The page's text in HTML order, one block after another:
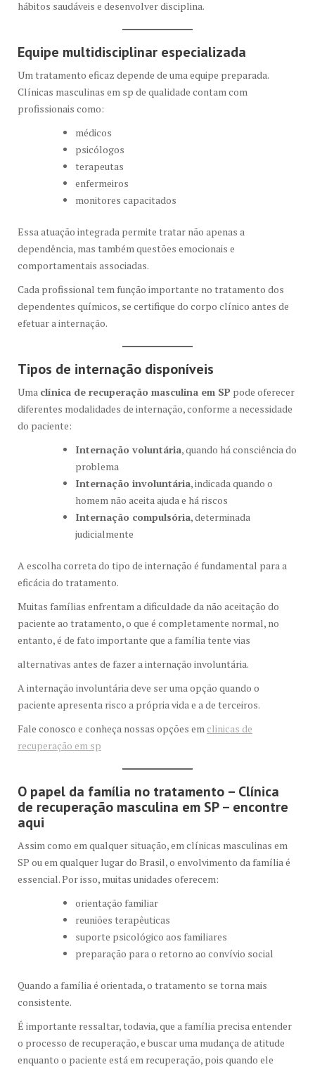
hábitos saudáveis e desenvolver disciplina.
Equipe multidisciplinar especializada
Um tratamento eficaz depende de uma equipe preparada.
Clínicas masculinas em sp de qualidade contam com
profissionais como:
médicos
psicólogos
terapeutas
enfermeiros
monitores capacitados
Essa atuação integrada permite tratar não apenas a
dependência, mas também questões emocionais e
comportamentais associadas.
Cada profissional tem função importante no tratamento dos
dependentes químicos, se certifique do corpo clínico antes de
efetuar a internação.
Tipos de internação disponíveis
Uma clínica de recuperação masculina em SP pode oferecer
diferentes modalidades de internação, conforme a necessidade
do paciente:
Internação voluntária, quando há consciência do
problema
Internação involuntária, indicada quando o
homem não aceita ajuda e há riscos
Internação compulsória, determinada
judicialmente
A escolha correta do tipo de internação é fundamental para a
eficácia do tratamento.
Muitas famílias enfrentam a dificuldade da não aceitação do
paciente ao tratamento, o que é completamente normal, no
entanto, é de fato importante que a família tente vias
alternativas antes de fazer a internação involuntária.
A internação involuntária deve ser uma opção quando o
paciente apresenta risco a própria vida e a de terceiros.
Fale conosco e conheça nossas opções em clinicas de
recuperação em sp
O papel da família no tratamento – Clínica
de recuperação masculina em SP – encontre
aqui
Assim como em qualquer situação, em clínicas masculinas em
SP ou em qualquer lugar do Brasil, o envolvimento da família é
essencial. Por isso, muitas unidades oferecem:
orientação familiar
reuniões terapêuticas
suporte psicológico aos familiares
preparação para o retorno ao convívio social
Quando a família é orientada, o tratamento se torna mais
consistente.
É importante ressaltar, todavia, que a família precisa entender
o processo de recuperação, e buscar uma mudança de atitude
enquanto o paciente está em recuperação, pois quando ele